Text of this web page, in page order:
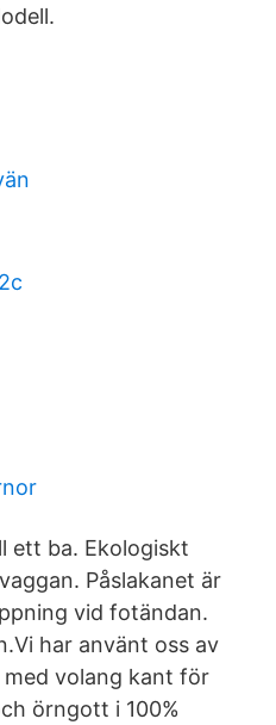
ett ba. Ekologiskt
Påslakanet är
vid fotändan.
har använt oss av
med volang kant för
örngott i 100%